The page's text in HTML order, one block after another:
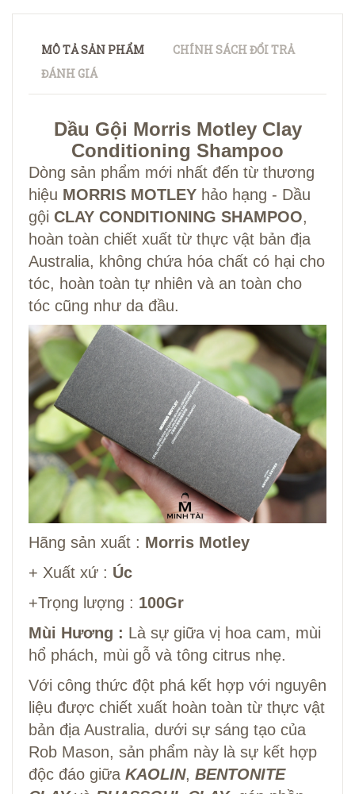
MÔ TẢ SẢN PHẨM
CHÍNH SÁCH ĐỔI TRẢ
ĐÁNH GIÁ
Dầu Gội Morris Motley Clay
Conditioning Shampoo
Dòng sản phẩm mới nhất đến từ thương
hiệu MORRIS MOTLEY hảo hạng - Dầu
gội CLAY CONDITIONING SHAMPOO,
hoàn toàn chiết xuất từ thực vật bản địa
Australia, không chứa hóa chất có hại cho
tóc, hoàn toàn tự nhiên và an toàn cho
tóc cũng như da đầu.
Hãng sản xuất : Morris Motley
+ Xuất xứ : Úc
+Trọng lượng : 100Gr
Mùi Hương : Là sự giữa vị hoa cam, mùi
hổ phách, mùi gỗ và tông citrus nhẹ.
Với công thức đột phá kết hợp với nguyên
liệu được chiết xuất hoàn toàn từ thực vật
bản địa Australia, dưới sự sáng tạo của
Rob Mason, sản phẩm này là sự kết hợp
độc đáo giữa KAOLIN, BENTONITE